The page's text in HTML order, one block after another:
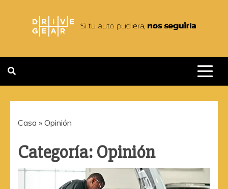
contenido
DRIVEGEAR
Casa » Opinión
Categoría: Opinión